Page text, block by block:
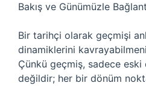
Bakış ve Günümüzle
Bir tarihçi olarak geçmişi
dinamiklerini
Çünkü geçmiş, sadece
değildir; her bir dönüm